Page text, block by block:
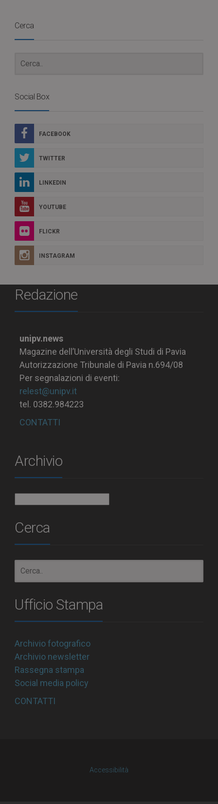
Cerca
Social Box
FACEBOOK
TWITTER
LINKEDIN
YOUTUBE
FLICKR
INSTAGRAM
Redazione
unipv.news
Magazine dell’Università degli Studi di Pavia
Autorizzazione Tribunale di Pavia n.694/08
Per segnalazioni di eventi:
relest@unipv.it
tel. 0382.984223
CONTATTI
Archivio
Cerca
Ufficio Stampa
Archivio fotografico
Archivio newsletter
Rassegna stampa
Social media policy
CONTATTI
Accessibilità